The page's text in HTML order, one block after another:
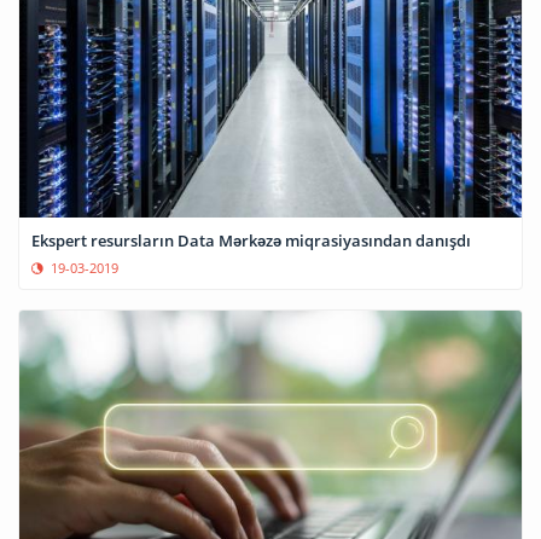
Ekspert resursların Data Mərkəzə miqrasiyasından danışdı
19-03-2019